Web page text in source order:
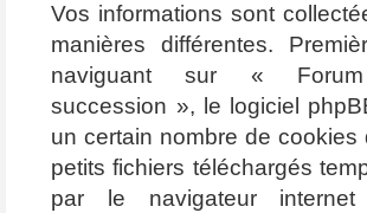
Vos informations sont
manières différentes.
naviguant sur « Forum
succession », le logiciel
un certain nombre de cookies
petits fichiers téléchargés
par le navigateur